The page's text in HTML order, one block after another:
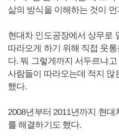
삶의 방식을 이해하는 것이
현대차 인도공장에서 상무로
따라오게 하기 위해 직접 웃
다. 뭐 그렇게까지 서두르냐
사람들이 따라오는데 적지 않
했다.
2008년부터 2011년까지 현대
를 해결하기도 했다.